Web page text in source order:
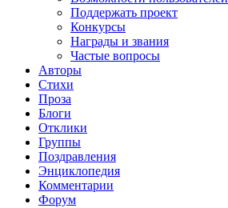
Поддержать проект
Конкурсы
Награды и звания
Частые вопросы
Авторы
Стихи
Проза
Блоги
Отклики
Группы
Поздравления
Энциклопедия
Комментарии
Форум